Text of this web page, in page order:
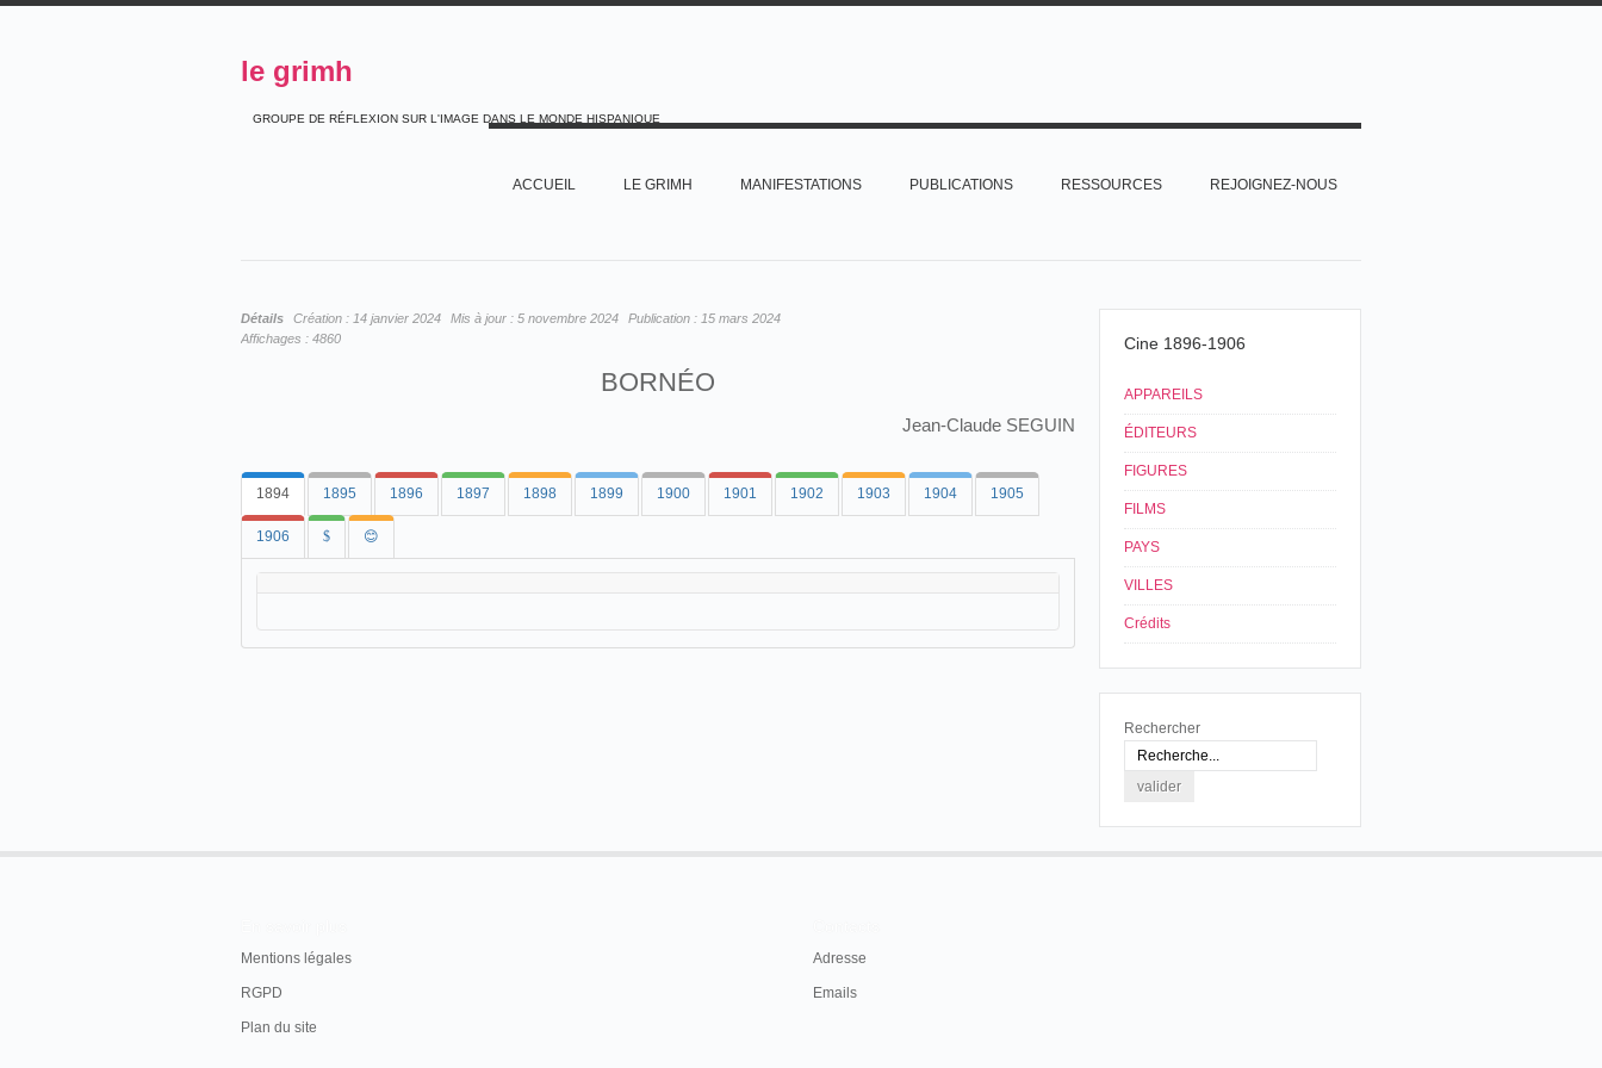
le grimh
GROUPE DE RÉFLEXION SUR L'IMAGE DANS LE MONDE HISPANIQUE
ACCUEIL LE GRIMH MANIFESTATIONS PUBLICATIONS RESSOURCES REJOIGNEZ-NOUS
Détails Création : 14 janvier 2024 Mis à jour : 5 novembre 2024 Publication : 15 mars 2024
Affichages : 4860
BORNÉO
Jean-Claude SEGUIN
1894 1895 1896 1897 1898 1899 1900 1901 1902 1903 1904 1905
1906 $ 😊
Cine 1896-1906
APPAREILS
ÉDITEURS
FIGURES
FILMS
PAYS
VILLES
Crédits
Rechercher
Mentions légales
RGPD
Plan du site
Adresse
Emails